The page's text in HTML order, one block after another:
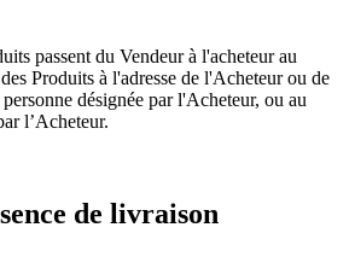
passent du Vendeur à l'acheteur au
Produits à l'adresse de l'Acheteur ou de
désignée par l'Acheteur, ou au
l’Acheteur.
de livraison